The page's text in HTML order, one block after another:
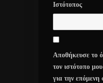
Ιστότοπος
Αποθήκευσε το
τον ιστότοπο
για την